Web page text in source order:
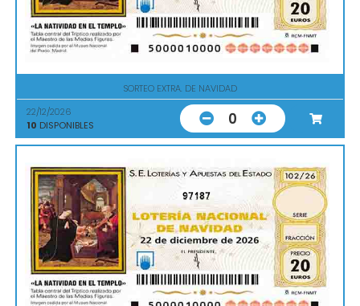
SORTEO EXTRA. DE NAVIDAD
22/12/2026
10 DISPONIBLES 0
97187